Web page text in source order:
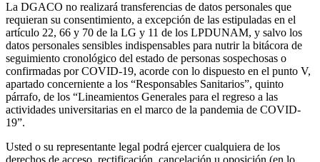
La DGACO no realizará transferencias de datos personales que
requieran su consentimiento, a excepción de las estipuladas en el
artículo 22, 66 y 70 de la LG y 11 de los LPDUNAM, y salvo los
datos personales sensibles indispensables para nutrir la bitácora de
seguimiento cronológico del estado de personas sospechosas o
confirmadas por COVID-19, acorde con lo dispuesto en el punto V,
apartado concerniente a los “Responsables Sanitarios”, quinto
párrafo, de los “Lineamientos Generales para el regreso a las
actividades universitarias en el marco de la pandemia de COVID-
19”.
Usted o su representante legal podrá ejercer cualquiera de los